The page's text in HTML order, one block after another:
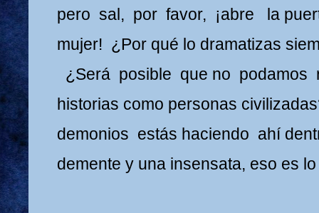
pero sal, por favor, ¡abre la
mujer! ¿Por qué lo dramatizas
¿Será posible que no podamos
historias como personas
demonios estás haciendo ahí
demente y una insensata, eso es